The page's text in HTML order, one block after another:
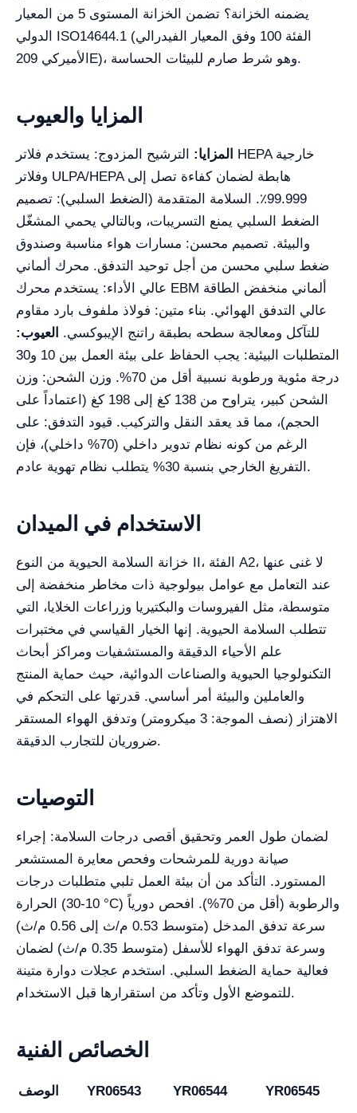
يضمنه الخزانة؟ تضمن الخزانة المستوى 5 من المعيار
الدولي ISO14644.1 (الفئة 100 وفق المعيار الفيدرالي
الأميركي 209E)، وهو شرط صارم للبيئات الحساسة.
المزايا والعيوب
المزايا: الترشيح المزدوج: يستخدم فلاتر HEPA خارجية
وفلاتر ULPA/HEPA هابطة لضمان كفاءة تصل إلى
99.999٪. السلامة المتقدمة (الضغط السلبي): تصميم
الضغط السلبي يمنع التسريبات، وبالتالي يحمي المشغّل
والبيئة. تصميم محسن: مسارات هواء مناسبة وصندوق
ضغط سلبي محسن من أجل توحيد التدفق. محرك ألماني
عالي الأداء: يستخدم محرك EBM ألماني منخفض الطاقة
عالي التدفق الهوائي. بناء متين: فولاذ ملفوف بارد مقاوم
للتآكل ومعالجة سطحه بطبقة راتنج الإيبوكسي. العيوب:
المتطلبات البيئية: يجب الحفاظ على بيئة العمل بين 10 و30
درجة مئوية ورطوبة نسبية أقل من 70%. وزن الشحن: وزن
الشحن كبير، يتراوح من 138 كغ إلى 198 كغ (اعتماداً على
الحجم)، مما قد يعقد النقل والتركيب. قيود التدفق: على
الرغم من كونه نظام تدوير داخلي (70% داخلي)، فإن
التفريغ الخارجي بنسبة 30% يتطلب نظام تهوية عادم.
الاستخدام في الميدان
خزانة السلامة الحيوية من النوع II، الفئة A2، لا غنى عنها
عند التعامل مع عوامل بيولوجية ذات مخاطر منخفضة إلى
متوسطة، مثل الفيروسات والبكتيريا وزراعات الخلايا، التي
تتطلب السلامة الحيوية. إنها الخيار القياسي في مختبرات
علم الأحياء الدقيقة والمستشفيات ومراكز أبحاث
التكنولوجيا الحيوية والصناعات الدوائية، حيث حماية المنتج
والعاملين والبيئة أمر أساسي. قدرتها على التحكم في
الاهتزاز (نصف الموجة: 3 ميكرومتر) وتدفق الهواء المستقر
ضروريان للتجارب الدقيقة.
التوصيات
لضمان طول العمر وتحقيق أقصى درجات السلامة: إجراء
صيانة دورية للمرشحات وفحص معايرة المستشعر
المستورد. التأكد من أن بيئة العمل تلبي متطلبات درجات
الحرارة (10-30 °C) والرطوبة (أقل من 70%). افحص دورياً
سرعة تدفق المدخل (متوسط 0.53 م/ث إلى 0.56 م/ث)
وسرعة تدفق الهواء للأسفل (متوسط 0.35 م/ث) لضمان
فعالية حماية الضغط السلبي. استخدم عجلات دوارة متينة
للتموضع الأول وتأكد من استقرارها قبل الاستخدام.
الخصائص الفنية
الوصف YR06543 YR06544
YR06545